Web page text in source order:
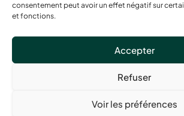
consentement peut avoir un effet négatif sur
et fonctions.
Accepter
Refuser
Voir les préférences
© 2023 Mazarin Financement by
Moove